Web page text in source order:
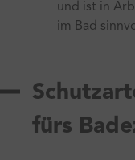
und ist in
im Bad
fürs